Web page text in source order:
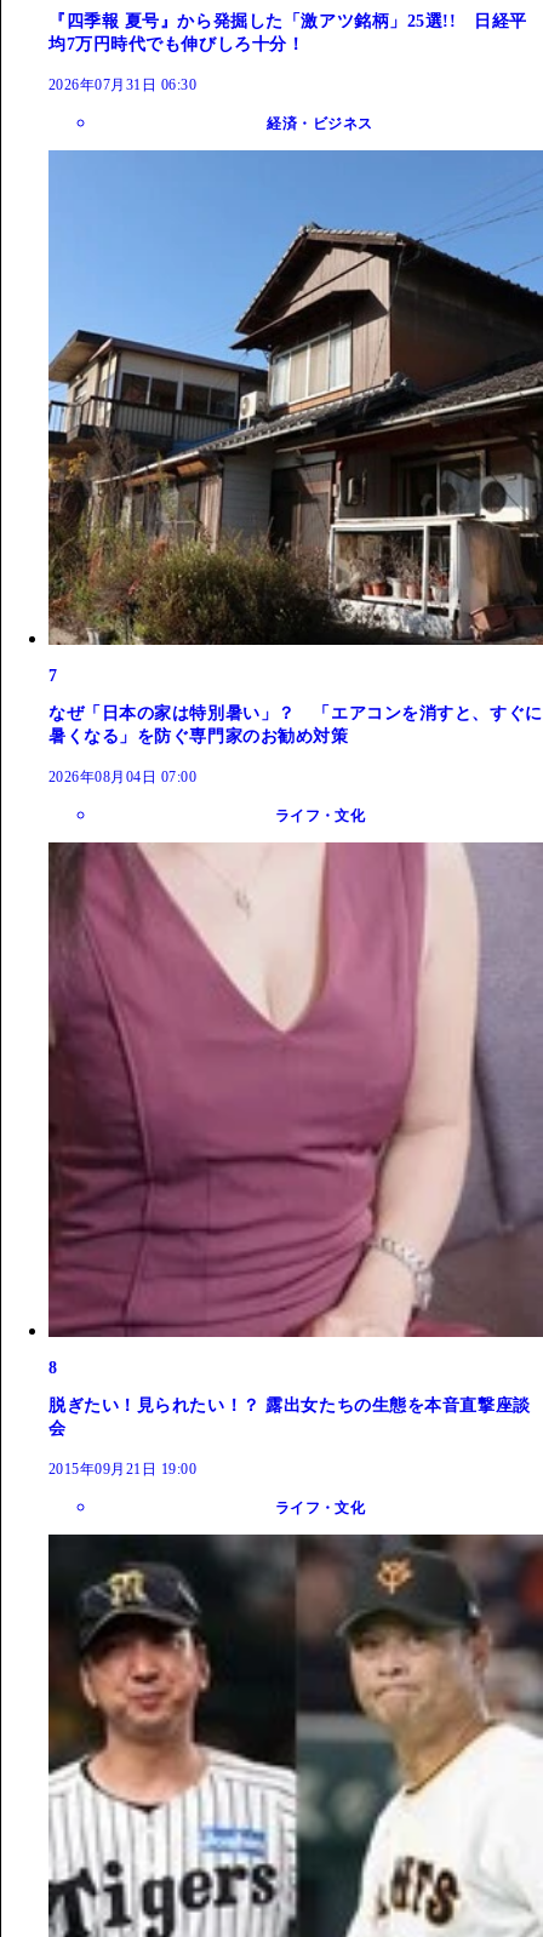
『四季報 夏号』から発掘した「激アツ銘柄」25選!! 日経平
均7万円時代でも伸びしろ十分！
2026年07月31日 06:30
経済・ビジネス
7
なぜ「日本の家は特別暑い」？ 「エアコンを消すと、すぐに
暑くなる」を防ぐ専門家のお勧め対策
2026年08月04日 07:00
ライフ・文化
8
脱ぎたい！見られたい！？ 露出女たちの生態を本音直撃座談
会
2015年09月21日 19:00
ライフ・文化